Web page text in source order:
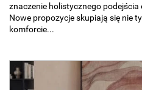
znaczenie holistycznego podejścia
Nowe propozycje skupiają się nie
komforcie...